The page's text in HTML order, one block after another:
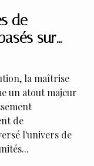
de
sur
la maîtrise
un atout majeur
de
l'univers de